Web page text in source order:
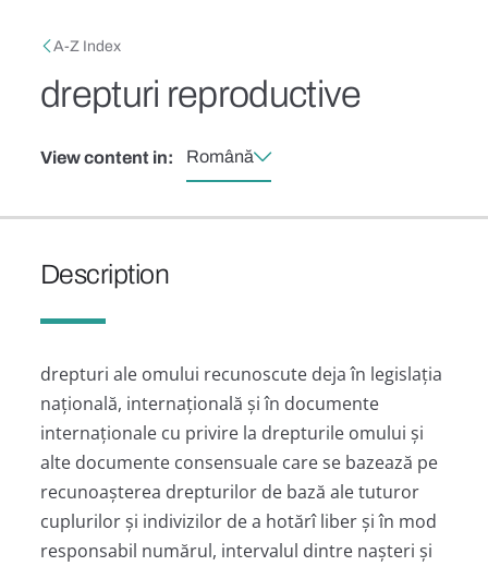
Breadcrumb
A-Z Index
drepturi reproductive
View content in: Română
Description
drepturi ale omului recunoscute deja în legislația
națională, internațională și în documente
internaționale cu privire la drepturile omului și
alte documente consensuale care se bazează pe
recunoașterea drepturilor de bază ale tuturor
cuplurilor și indivizilor de a hotărî liber și în mod
responsabil numărul, intervalul dintre nașteri și